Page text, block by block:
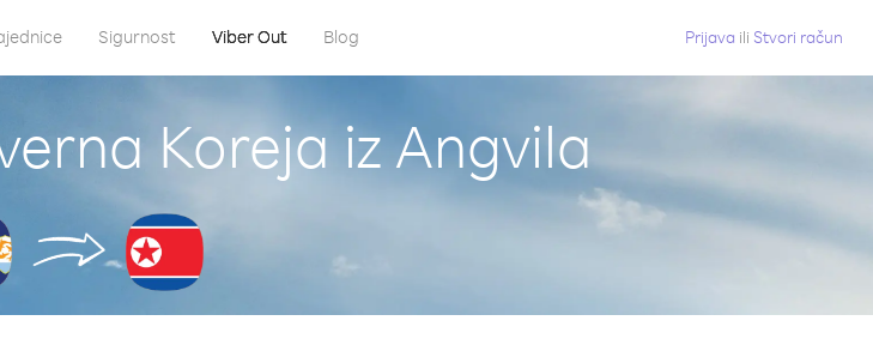
Sigurnost Viber Out Blog Prijava ili Stvori račun
Koreja iz Angvila